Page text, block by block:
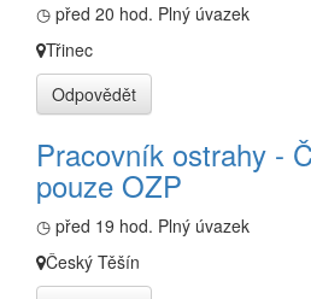
◷ před 20 hod. Plný úvazek
Třinec
Odpovědět
Pracovník ostrahy -
pouze OZP
◷ před 19 hod. Plný úvazek
Český Těšín